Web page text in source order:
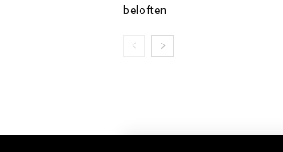
beloften